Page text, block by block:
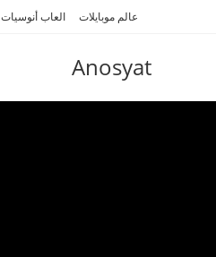
عالم موبايلات العاب أنوسيات
Anosyat